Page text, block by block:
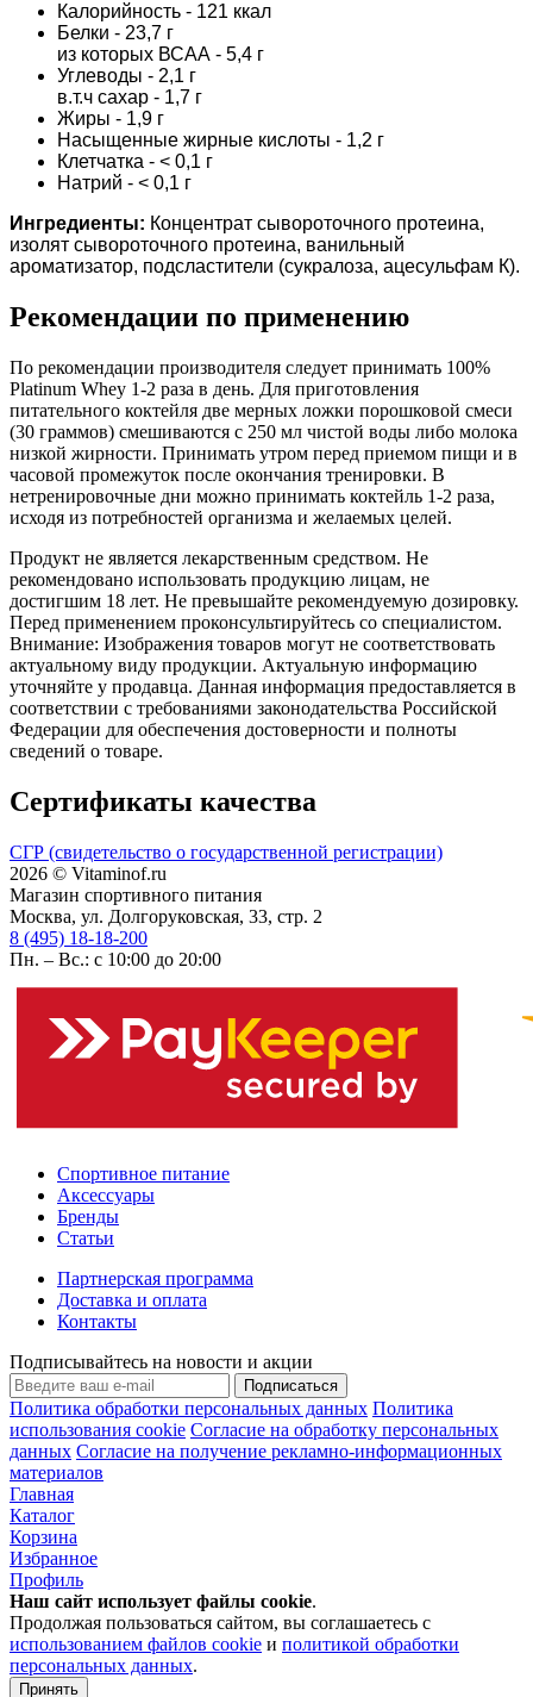
Калорийность - 121 ккал
Белки - 23,7 г
из которых ВСАА - 5,4 г
Углеводы - 2,1 г
в.т.ч сахар - 1,7 г
Жиры - 1,9 г
Насыщенные жирные кислоты - 1,2 г
Клетчатка - < 0,1 г
Натрий - < 0,1 г
Ингредиенты: Концентрат сывороточного протеина,
изолят сывороточного протеина, ванильный
ароматизатор, подсластители (сукралоза, ацесульфам К).
Рекомендации по применению
По рекомендации производителя следует принимать 100%
Platinum Whey 1-2 раза в день. Для приготовления
питательного коктейля две мерных ложки порошковой смеси
(30 граммов) смешиваются с 250 мл чистой воды либо молока
низкой жирности. Принимать утром перед приемом пищи и в
часовой промежуток после окончания тренировки. В
нетренировочные дни можно принимать коктейль 1-2 раза,
исходя из потребностей организма и желаемых целей.
Продукт не является лекарственным средством. Не
рекомендовано использовать продукцию лицам, не
достигшим 18 лет. Не превышайте рекомендуемую дозировку.
Перед применением проконсультируйтесь со специалистом.
Внимание: Изображения товаров могут не соответствовать
актуальному виду продукции. Актуальную информацию
уточняйте у продавца. Данная информация предоставляется в
соответствии с требованиями законодательства Российской
Федерации для обеспечения достоверности и полноты
сведений о товаре.
Сертификаты качества
СГР (свидетельство о государственной регистрации)
2026 © Vitaminof.ru
Магазин спортивного питания
Москва, ул. Долгоруковская, 33, стр. 2
8 (495) 18-18-200
Пн. – Вс.: с 10:00 до 20:00
Спортивное питание
Аксессуары
Бренды
Статьи
Партнерская программа
Доставка и оплата
Контакты
Подписывайтесь на новости и акции
Подписаться
Политика обработки персональных данных Политика
использования cookie Согласие на обработку персональных
данных Согласие на получение рекламно-информационных
материалов
Главная
Каталог
Корзина
Избранное
Профиль
Наш сайт использует файлы cookie.
Продолжая пользоваться сайтом, вы соглашаетесь с
использованием файлов cookie и политикой обработки
персональных данных.
Принять